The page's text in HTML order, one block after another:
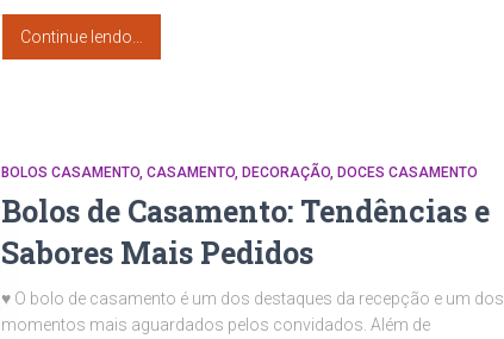
Continue lendo…
BOLOS CASAMENTO CASAMENTO DECORAÇÃO DOCES CASAMENTO
Bolos de Casamento: Tendências e
Sabores Mais Pedidos
♥ O bolo de casamento é um dos destaques da recepção e um dos
momentos mais aguardados pelos convidados. Além de